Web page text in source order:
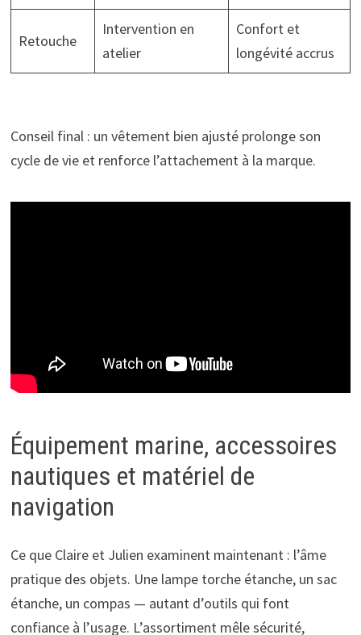
Retouche
Intervention en
atelier
Confort et
longévité accrus
Conseil final : un vêtement bien ajusté prolonge son
cycle de vie et renforce l’attachement à la marque.
Équipement marine, accessoires
nautiques et matériel de
navigation
Ce que Claire et Julien examinent maintenant : l’âme
pratique des objets. Une lampe torche étanche, un sac
étanche, un compas — autant d’outils qui font
confiance à l’usage. L’assortiment mêle sécurité,